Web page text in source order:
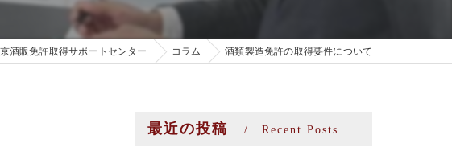
酒販免許取得サポートセンター コラム 酒類製造免許の取得要件について
最近の投稿 Recent Posts